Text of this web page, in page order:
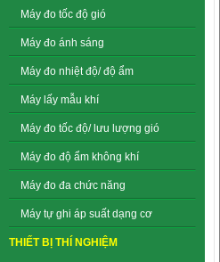
Máy đo tốc độ gió
Máy đo ánh sáng
Máy đo nhiệt độ/ độ ẩm
Máy lấy mẫu khí
Máy đo tốc độ/ lưu lượng gió
Máy đo độ ẩm không khí
Máy đo đa chức năng
Máy tự ghi áp suất dạng cơ
THIẾT BỊ THÍ NGHIỆM